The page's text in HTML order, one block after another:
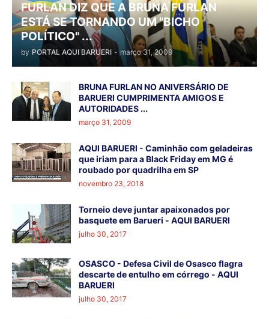
FURLAN DIZ QUE A BRUNA FURLAN
ESTÁ SE TORNANDO UM "BICHO
POLÍTICO" ...
by PORTAL AQUI BARUERI - março 31, 2009
BRUNA FURLAN NO ANIVERSÁRIO DE
BARUERI CUMPRIMENTA AMIGOS E
AUTORIDADES ...
março 31, 2009
AQUI BARUERI - Caminhão com geladeiras
que iriam para a Black Friday em MG é
roubado por quadrilha em SP
novembro 23, 2018
Torneio deve juntar apaixonados por
basquete em Barueri - AQUI BARUERI
julho 30, 2017
OSASCO - Defesa Civil de Osasco flagra
descarte de entulho em córrego - AQUI
BARUERI
julho 30, 2017